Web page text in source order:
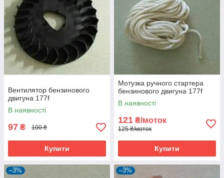
Вентилятор бензинового
двигуна 177f
В наявності
97 ₴ 100 ₴
Купити
Мотузка ручного стартера
бензинового двигуна 177f
В наявності
121 ₴/моток
125 ₴/моток
Купити
–3% –3%